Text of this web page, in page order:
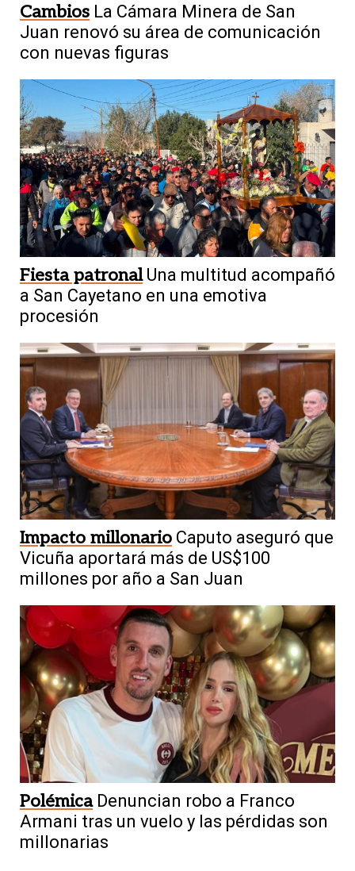
Cambios La Cámara Minera de San
Juan renovó su área de comunicación
con nuevas figuras
Fiesta patronal Una multitud acompañó
a San Cayetano en una emotiva
procesión
Impacto millonario Caputo aseguró que
Vicuña aportará más de US$100
millones por año a San Juan
Polémica Denuncian robo a Franco
Armani tras un vuelo y las pérdidas son
millonarias